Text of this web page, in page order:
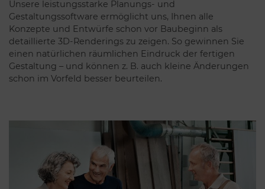
Unsere leistungsstarke Planungs- und
Gestaltungssoftware ermöglicht uns, Ihnen alle
Konzepte und Entwürfe schon vor Baubeginn als
detaillierte 3D-Renderings zu zeigen. So gewinnen Sie
einen natürlichen räumlichen Eindruck der fertigen
Gestaltung – und können z. B. auch kleine Änderungen
schon im Vorfeld besser beurteilen.